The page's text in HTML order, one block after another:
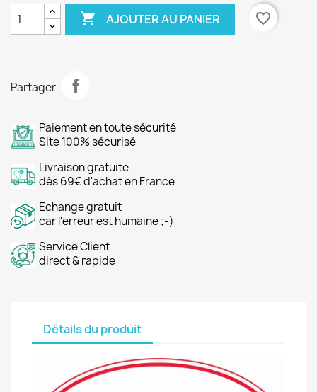
 AJOUTER AU PANIER favorite_border
Partager
Paiement en toute sécurité
Site 100% sécurisé
Livraison gratuite
dès 69€ d'achat en France
Echange gratuit
car l'erreur est humaine ;-)
Service Client
direct & rapide
Détails du produit